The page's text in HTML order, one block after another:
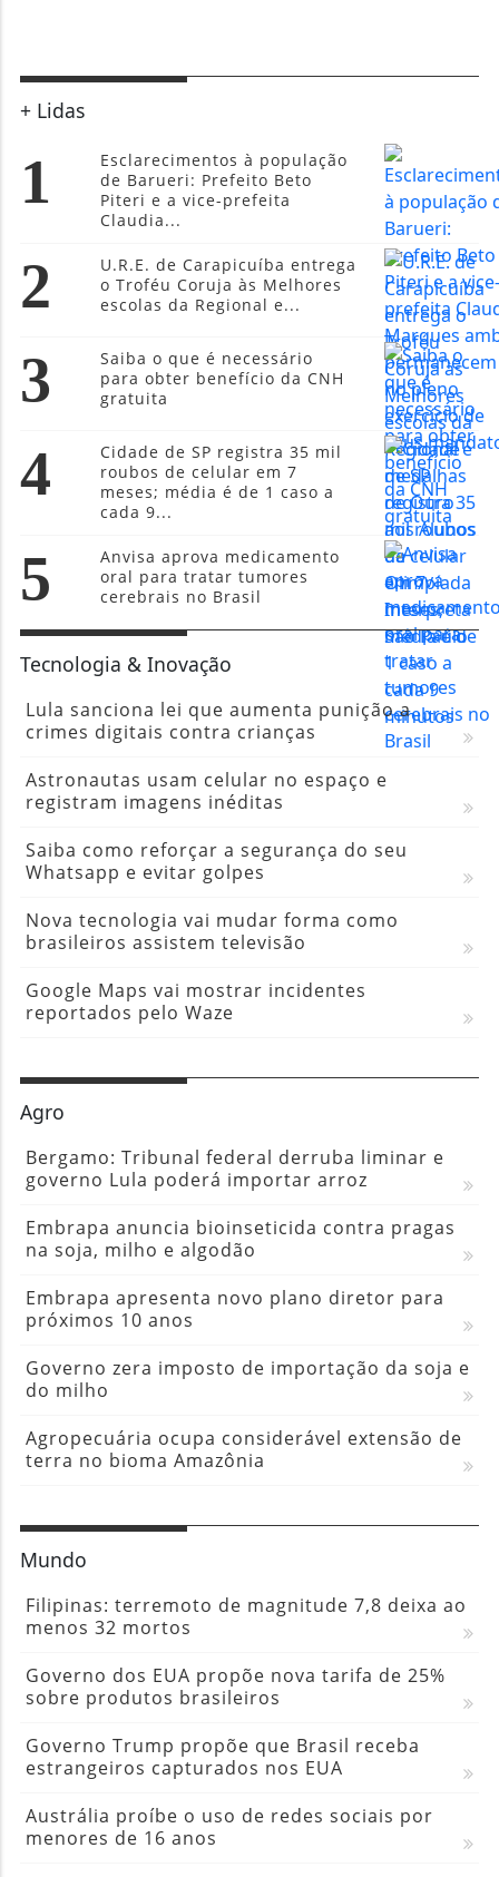
+ Lidas
1
Esclarecimentos à população
de Barueri: Prefeito Beto
Piteri e a vice-prefeita
Claudia...
2
U.R.E. de Carapicuíba entrega
o Troféu Coruja às Melhores
escolas da Regional e...
3
Saiba o que é necessário
para obter benefício da CNH
gratuita
4
Cidade de SP registra 35 mil
roubos de celular em 7
meses; média é de 1 caso a
cada 9...
5
Anvisa aprova medicamento
oral para tratar tumores
cerebrais no Brasil
Tecnologia & Inovação
Lula sanciona lei que aumenta punição a
crimes digitais contra crianças
Astronautas usam celular no espaço e
registram imagens inéditas
Saiba como reforçar a segurança do seu
Whatsapp e evitar golpes
Nova tecnologia vai mudar forma como
brasileiros assistem televisão
Google Maps vai mostrar incidentes
reportados pelo Waze
Agro
Bergamo: Tribunal federal derruba liminar e
governo Lula poderá importar arroz
Embrapa anuncia bioinseticida contra pragas
na soja, milho e algodão
Embrapa apresenta novo plano diretor para
próximos 10 anos
Governo zera imposto de importação da soja e
do milho
Agropecuária ocupa considerável extensão de
terra no bioma Amazônia
Mundo
Filipinas: terremoto de magnitude 7,8 deixa ao
menos 32 mortos
Governo dos EUA propõe nova tarifa de 25%
sobre produtos brasileiros
Governo Trump propõe que Brasil receba
estrangeiros capturados nos EUA
Austrália proíbe o uso de redes sociais por
menores de 16 anos